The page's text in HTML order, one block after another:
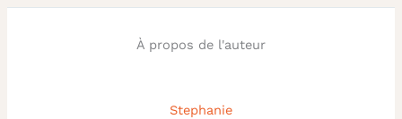
À propos de l'auteur
Stephanie